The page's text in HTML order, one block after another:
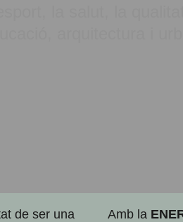
de ser una
Amb la